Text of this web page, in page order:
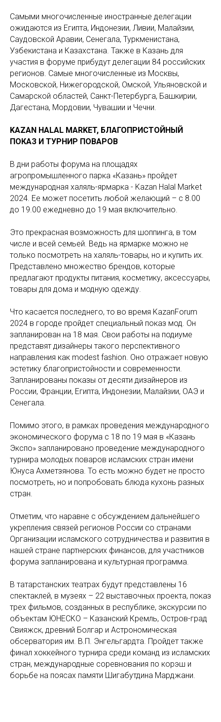
Самыми многочисленные иностранные делегации
ожидаются из Египта, Индонезии, Ливии, Малайзии,
Саудовской Аравии, Сенегала, Туркменистана,
Узбекистана и Казахстана. Также в Казань для
участия в форуме прибудут делегации 84 российских
регионов. Самые многочисленные из Москвы,
Московской, Нижегородской, Омской, Ульяновской и
Самарской областей, Санкт-Петербурга, Башкирии,
Дагестана, Мордовии, Чувашии и Чечни.
KAZAN HALAL MARKET, БЛАГОПРИСТОЙНЫЙ
ПОКАЗ И ТУРНИР ПОВАРОВ
В дни работы форума на площадях
агропромышленного парка «Казань» пройдет
международная халяль-ярмарка - Kazan Halal Market
2024. Ее может посетить любой желающий – с 8.00
до 19.00 ежедневно до 19 мая включительно.
Это прекрасная возможность для шоппинга, в том
числе и всей семьей. Ведь на ярмарке можно не
только посмотреть на халяль-товары, но и купить их.
Представлено множество брендов, которые
предлагают продукты питания, косметику, аксессуары,
товары для дома и модную одежду.
Что касается последнего, то во время KazanForum
2024 в городе пройдет специальный показ мод. Он
запланирован на 18 мая. Свои работы на подиуме
представят дизайнеры такого перспективного
направления как modest fashion. Оно отражает новую
эстетику благопристойности и современности.
Запланированы показы от десяти дизайнеров из
России, Франции, Египта, Индонезии, Малайзии, ОАЭ и
Сенегала.
Помимо этого, в рамках проведения международного
экономического форума с 18 по 19 мая в «Казань
Экспо» запланировано проведение международного
турнира молодых поваров исламских стран имени
Юнуса Ахметзянова. То есть можно будет не просто
посмотреть, но и попробовать блюда кухонь разных
стран.
Отметим, что наравне с обсуждением дальнейшего
укрепления связей регионов России со странами
Организации исламского сотрудничества и развития в
нашей стране партнерских финансов, для участников
форума запланирована и культурная программа.
В татарстанских театрах будут представлены 16
спектаклей, в музеях – 22 выставочных проекта, показ
трех фильмов, созданных в республике, экскурсии по
объектам ЮНЕСКО – Казанский Кремль, Остров-град
Свияжск, древний Болгар и Астрономическая
обсерватория им. В.П. Энгельгардта. Пройдет также
финал хоккейного турнира среди команд из исламских
стран, международные соревнования по корэш и
борьбе на поясах памяти Шигабутдина Марджани.